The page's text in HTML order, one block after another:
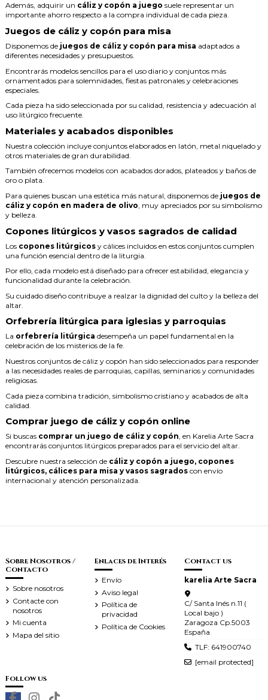
Además, adquirir un cáliz y copón a juego suele representar un
importante ahorro respecto a la compra individual de cada pieza.
Juegos de cáliz y copón para misa
Disponemos de juegos de cáliz y copón para misa adaptados a
diferentes necesidades y presupuestos.
Encontrarás modelos sencillos para el uso diario y conjuntos más
ornamentados para solemnidades, fiestas patronales y celebraciones
especiales.
Cada pieza ha sido seleccionada por su calidad, resistencia y adecuación al
uso litúrgico frecuente.
Materiales y acabados disponibles
Nuestra colección incluye conjuntos elaborados en latón, metal niquelado y
otros materiales de gran durabilidad.
También ofrecemos modelos con acabados dorados, plateados y baños de
oro o plata.
Para quienes buscan una estética más natural, disponemos de juegos de
cáliz y copón en madera de olivo , muy apreciados por su simbolismo
y belleza.
Copones litúrgicos y vasos sagrados de calidad
Los copones litúrgicos y cálices incluidos en estos conjuntos cumplen
una función esencial dentro de la liturgia.
Por ello, cada modelo está diseñado para ofrecer estabilidad, elegancia y
funcionalidad durante la celebración.
Su cuidado diseño contribuye a realzar la dignidad del culto y la belleza del
altar.
Orfebrería litúrgica para iglesias y parroquias
La orfebrería litúrgica desempeña un papel fundamental en la
celebración de los misterios de la fe.
Nuestros conjuntos de cáliz y copón han sido seleccionados para responder
a las necesidades reales de parroquias, capillas, seminarios y comunidades
religiosas.
Cada pieza combina tradición, simbolismo cristiano y acabados de alta
calidad.
Comprar juego de cáliz y copón online
Si buscas comprar un juego de cáliz y copón, en Karelia Arte Sacra
encontrarás conjuntos litúrgicos preparados para el servicio del altar.
Descubre nuestra selección de cáliz y copón a juego, copones
litúrgicos, cálices para misa y vasos sagrados con envío
internacional y atención personalizada.
Sobre Nosotros /
Contacto
Sobre nosotros
Contacte con
nosotros
Mi cuenta
Mapa del sitio
Enlaces de Interés
Envío
Aviso legal
Política de
privacidad
Política de Cookies
Contact us
karelia Arte Sacra
C/ Santa Inés n.11 (
Local bajo )
Zaragoza Cp.5003
España
TLF: 641900740
[email protected]
Follow us